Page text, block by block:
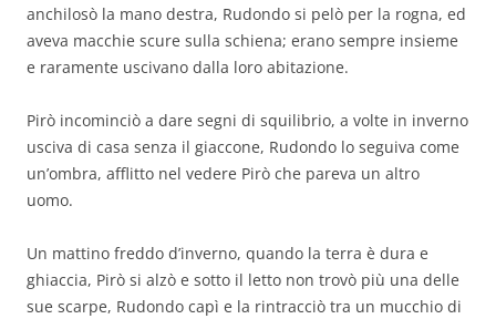
anchilosò la mano destra, Rudondo si pelò per la rogna, ed
aveva macchie scure sulla schiena; erano sempre insieme
e raramente uscivano dalla loro abitazione.
Pirò incominciò a dare segni di squilibrio, a volte in inverno
usciva di casa senza il giaccone, Rudondo lo seguiva come
un’ombra, afflitto nel vedere Pirò che pareva un altro
uomo.
Un mattino freddo d’inverno, quando la terra è dura e
ghiaccia, Pirò si alzò e sotto il letto non trovò più una delle
sue scarpe, Rudondo capì e la rintracciò tra un mucchio di